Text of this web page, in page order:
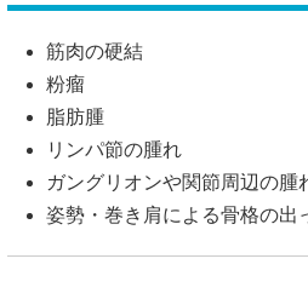
筋肉の硬結
粉瘤
脂肪腫
リンパ節の腫れ
ガングリオンや関節周辺の腫
姿勢・巻き肩による骨格の出